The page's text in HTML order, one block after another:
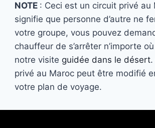
NOTE : Ceci est un circuit privé au
signifie que personne d’autre ne
votre groupe, vous pouvez
chauffeur de s’arrêter n’importe
notre visite guidée dans le désert
privé au Maroc peut être modifié
votre plan de voyage.